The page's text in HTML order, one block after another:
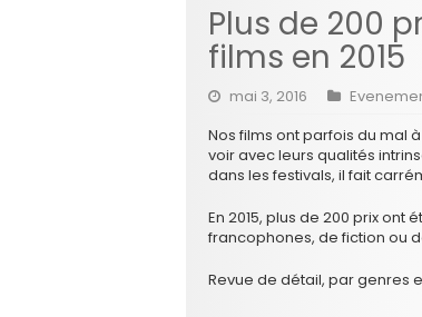
Plus de 200
films en 2015
mai 3, 2016
Nos films ont parfois du mal
voir avec leurs qualités
dans les festivals, il fait
En 2015, plus de 200 prix
francophones, de fiction ou
Revue de détail, par genres